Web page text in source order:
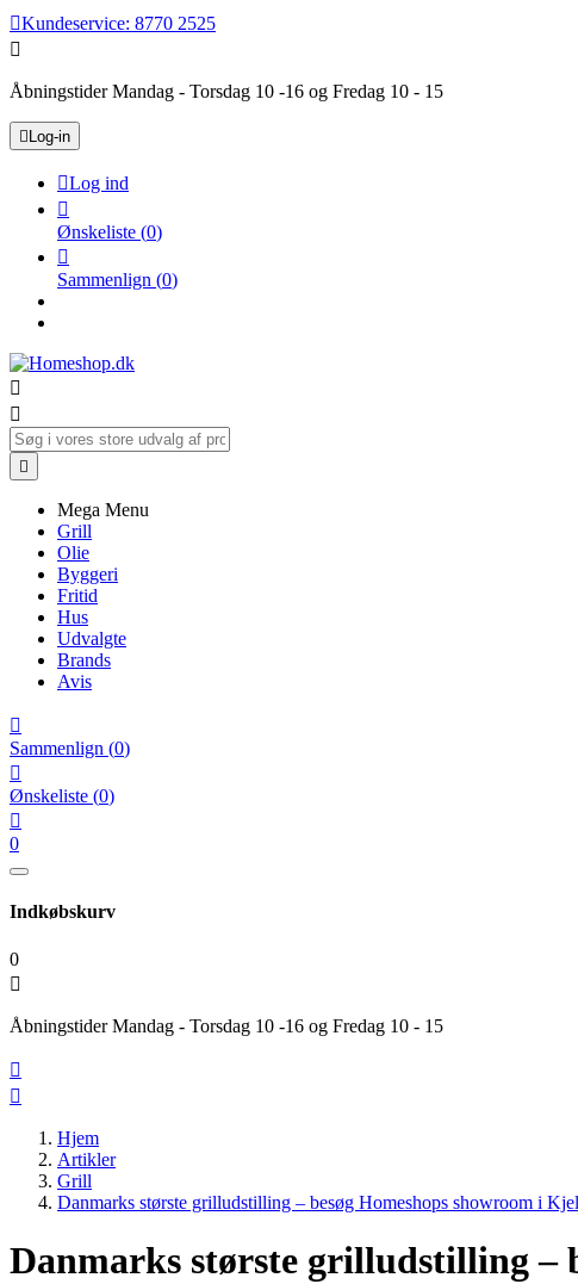
Kundeservice: 8770 2525

Åbningstider Mandag - Torsdag 10 -16 og Fredag 10 - 15
 Log-in
Log ind

Ønskeliste (0)

Sammenlign (0)



Mega Menu
Grill
Olie
Byggeri
Fritid
Hus
Udvalgte
Brands
Avis

Sammenlign (0)

Ønskeliste (0)

0
Indkøbskurv
0

Åbningstider Mandag - Torsdag 10 -16 og Fredag 10 - 15


Hjem
Artikler
Grill
Danmarks største grilludstilling – besøg Homeshops showroom i
Danmarks største grilludstilling –